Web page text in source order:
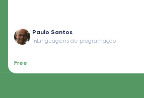
Paulo Santos
in Linguagens de programação
Free